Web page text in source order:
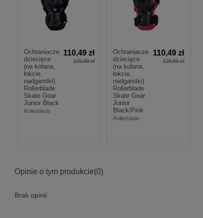
Ochraniacze
dziecięce
(na kolana,
łokcie,
nadgarstki)
Rollerblade
Skate Gear
Junior Black
Rollerblade
110,49 zł
129,99 zł
Ochraniacze
dziecięce
(na kolana,
łokcie,
nadgarstki)
Rollerblade
Skate Gear
Junior
Black/Pink
Rollerblade
110,49 zł
129,99 zł
Opinie o tym produkcie(0)
Brak opinii